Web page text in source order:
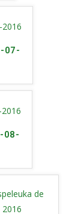
07-
08-